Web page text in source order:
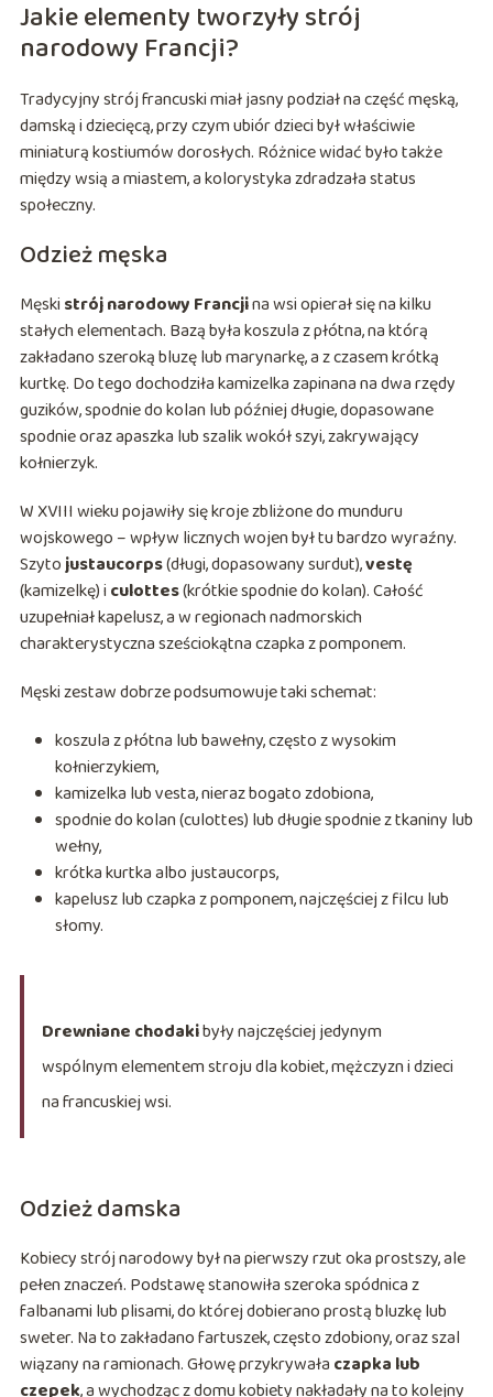
Jakie elementy tworzyły strój
narodowy Francji?
Tradycyjny strój francuski miał jasny podział na część męską,
damską i dziecięcą, przy czym ubiór dzieci był właściwie
miniaturą kostiumów dorosłych. Różnice widać było także
między wsią a miastem, a kolorystyka zdradzała status
społeczny.
Odzież męska
Męski strój narodowy Francjina wsi opierał się na kilku
stałych elementach. Bazą była koszula z płótna, na którą
zakładano szeroką bluzę lub marynarkę, a z czasem krótką
kurtkę. Do tego dochodziła kamizelka zapinana na dwa rzędy
guzików, spodnie do kolan lub później długie, dopasowane
spodnie oraz apaszka lub szalik wokół szyi, zakrywający
kołnierzyk.
W XVIII wieku pojawiły się kroje zbliżone do munduru
wojskowego – wpływ licznych wojen był tu bardzo wyraźny.
Szytojustaucorps(długi, dopasowany surdut),vestę
(kamizelkę) i culottes(krótkie spodnie do kolan). Całość
uzupełniał kapelusz, a w regionach nadmorskich
charakterystyczna sześciokątna czapka z pomponem.
Męski zestaw dobrze podsumowuje taki schemat:
koszula z płótna lub bawełny, często z wysokim
kołnierzykiem,
kamizelka lub vesta, nieraz bogato zdobiona,
spodnie do kolan (culottes) lub długie spodnie z tkaniny lub
wełny,
krótka kurtka albo justaucorps,
kapelusz lub czapka z pomponem, najczęściej z filcu lub
słomy.
Drewniane chodakibyły najczęściej jedynym
wspólnym elementem stroju dla kobiet, mężczyzn i dzieci
na francuskiej wsi.
Odzież damska
Kobiecy strój narodowy był na pierwszy rzut oka prostszy, ale
pełen znaczeń. Podstawę stanowiła szeroka spódnica z
falbanami lub plisami, do której dobierano prostą bluzkę lub
sweter. Na to zakładano fartuszek, często zdobiony, oraz szal
wiązany na ramionach. Głowę przykrywała czapka lub
czepek, a wychodząc z domu kobiety nakładały na to kolejny